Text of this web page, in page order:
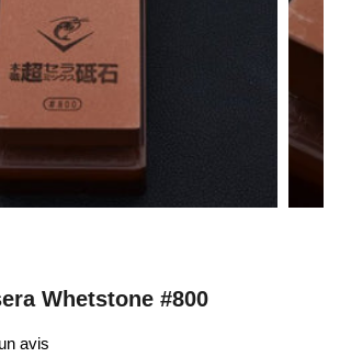
Whetstone #800
avis